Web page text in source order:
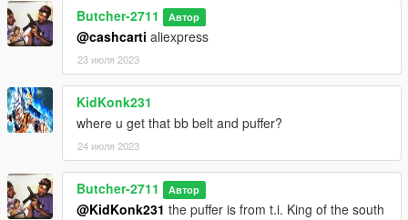
Butcher-2711 Автор
@cashcarti aliexpress
23 июля 2023
KidKonk231
where u get that bb belt and puffer?
24 июля 2023
Butcher-2711 Автор
@KidKonk231 the puffer is from t.i. King of the south